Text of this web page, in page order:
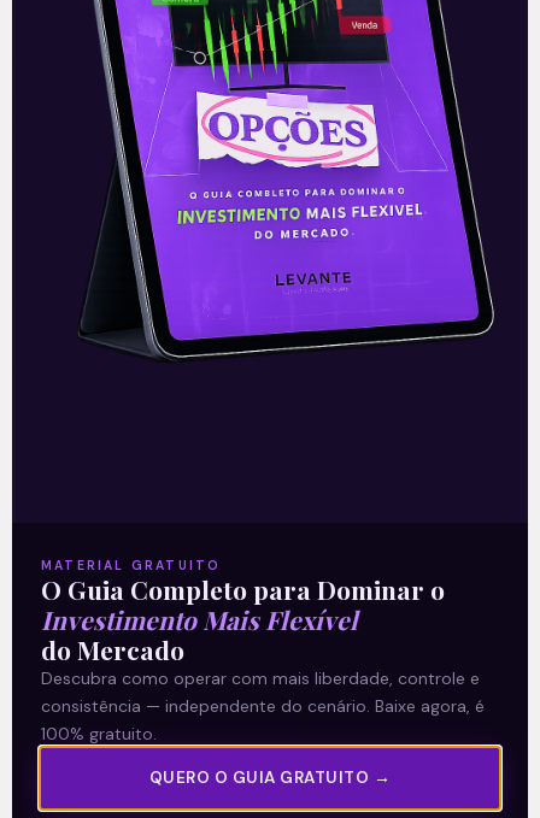
semestre de 2021
O número de investidores pessoas físicas
na Bolsa de Valores tem crescido
consideravelmente ao longo dos anos.
De acordo com o mais recente
levantamento da
Leia mais
16/08/2021
A Levante
Sobre nós
Termos e Condições
Política de Privacidade
Explore
Artigos
MATERIAL GRATUITO
O Guia Completo para Dominar o
Investimento Mais Flexível
do Mercado
Descubra como operar com mais liberdade, controle e
consistência — independente do cenário. Baixe agora, é
100% gratuito.
QUERO O GUIA GRATUITO →